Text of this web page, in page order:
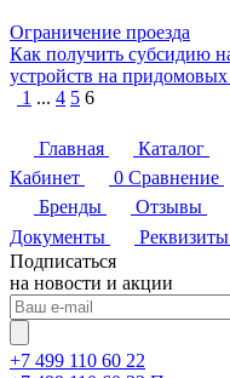
Ограничение проезда
Как получить субсидию
устройств на
1 ... 4 5 6
Главная Каталог
Кабинет
0 Сравнение
Бренды
Отзывы
Документы
Реквизиты
Подписаться
на новости и акции
+7 499 110 60 22